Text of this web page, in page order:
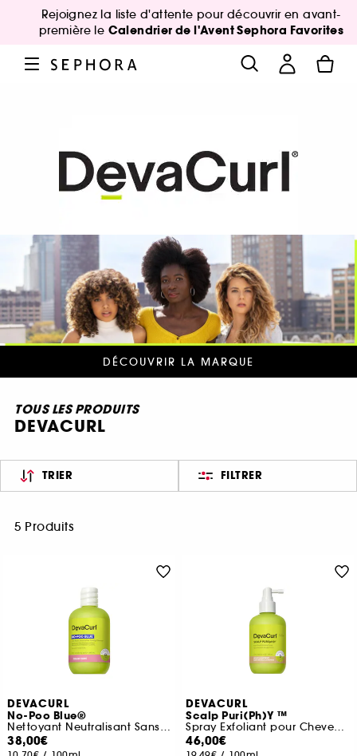
Rejoignez la liste d'attente pour découvrir en avant-
première le Calendrier de l'Avent Sephora Favorites
DÉCOUVRIR LA MARQUE
TOUS LES PRODUITS
DEVACURL
TRIER FILTRER
5 Produits
DEVACURL
No-Poo Blue®
Nettoyant Neutralisant Sans Mousse Anti-Reflets Cuivrés
38,00€
DEVACURL
Scalp Puri(Ph)Y ™
Spray Exfoliant pour Cheveux Rinçage Facile
46,00€